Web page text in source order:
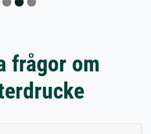
frågor om